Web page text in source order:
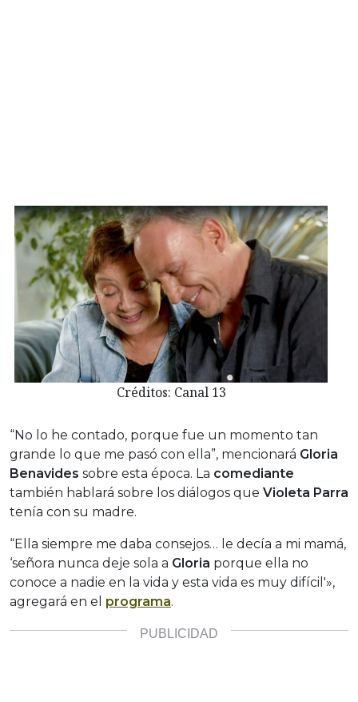
Créditos: Canal 13
“No lo he contado, porque fue un momento tan
grande lo que me pasó con ella”, mencionará Gloria
Benavides sobre esta época. La comediante
también hablará sobre los diálogos que Violeta Parra
tenía con su madre.
“Ella siempre me daba consejos… le decía a mi mamá,
‘señora nunca deje sola a Gloria porque ella no
conoce a nadie en la vida y esta vida es muy difícil'»,
agregará en el programa.